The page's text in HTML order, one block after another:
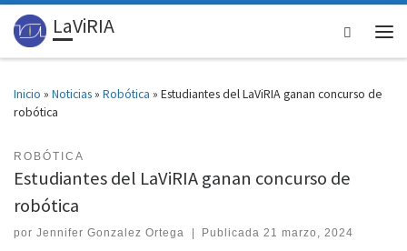
Skip to content
LaViRIA
Search
Inicio » Noticias» Robótica » Estudiantes del LaViRIA ganan concurso de
robótica
ROBÓTICA
Estudiantes del LaViRIA ganan concurso de
robótica
por Jennifer Gonzalez Ortega Publicada21 marzo, 2024